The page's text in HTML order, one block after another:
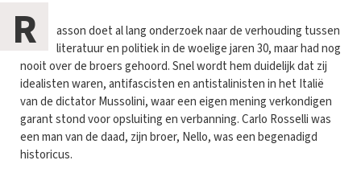
R
asson doet al lang onderzoek naar de verhouding tussen
literatuur en politiek in de woelige jaren 30, maar had nog
nooit over de broers gehoord. Snel wordt hem duidelijk dat zij
idealisten waren, antifascisten en antistalinisten in het Italië
van de dictator Mussolini, waar een eigen mening verkondigen
garant stond voor opsluiting en verbanning. Carlo Rosselli was
een man van de daad, zijn broer, Nello, was een begenadigd
historicus.